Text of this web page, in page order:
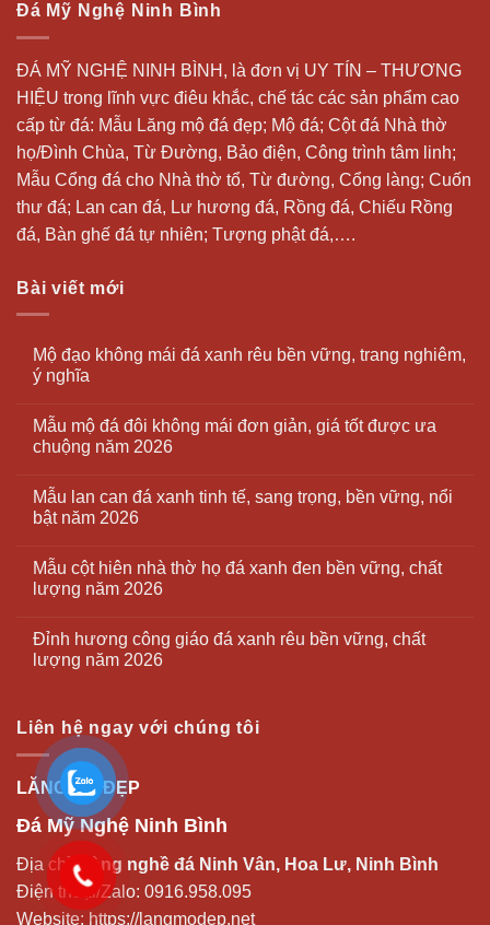
Đá Mỹ Nghệ Ninh Bình
ĐÁ MỸ NGHỆ NINH BÌNH, là đơn vị UY TÍN – THƯƠNG
HIỆU trong lĩnh vực điêu khắc, chế tác các sản phẩm cao
cấp từ đá: Mẫu Lăng mộ đá đẹp; Mộ đá; Cột đá Nhà thờ
họ/Đình Chùa, Từ Đường, Bảo điện, Công trình tâm linh;
Mẫu Cổng đá cho Nhà thờ tổ, Từ đường, Cổng làng; Cuốn
thư đá; Lan can đá, Lư hương đá, Rồng đá, Chiếu Rồng
đá, Bàn ghế đá tự nhiên; Tượng phật đá,….
Bài viết mới
Mộ đạo không mái đá xanh rêu bền vững, trang nghiêm,
ý nghĩa
Mẫu mộ đá đôi không mái đơn giản, giá tốt được ưa
chuộng năm 2026
Mẫu lan can đá xanh tinh tế, sang trọng, bền vững, nổi
bật năm 2026
Mẫu cột hiên nhà thờ họ đá xanh đen bền vững, chất
lượng năm 2026
Đỉnh hương công giáo đá xanh rêu bền vững, chất
lượng năm 2026
Liên hệ ngay với chúng tôi
LĂNG MỘ ĐẸP
Đá Mỹ Nghệ Ninh Bình
Địa chỉ:Làng nghề đá Ninh Vân, Hoa Lư, Ninh Bình
Điện thoại/Zalo: 0916.958.095
Website: https://langmodep.net